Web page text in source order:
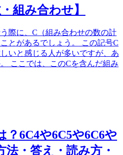
組み合わせ】
際に、C（組み合わせの数の計
とがあるでしょう。 この記号C
いと感じる人が多いですが、あ
ここでは、このCを含んだ組み
？6C4や6C5や6C6や
法・答え・読み方・